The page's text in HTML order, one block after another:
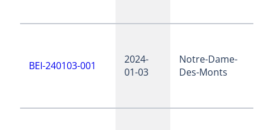
BEI-240103-001
2024-
01-03
Notre-Dame-
Des-Monts